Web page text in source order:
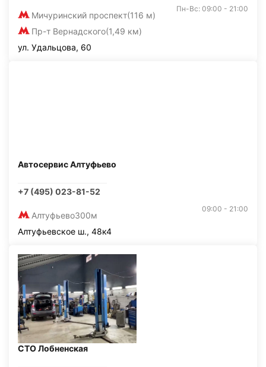
Мичуринский проспект(116 м)
Пр-т Вернадского(1,49 км)
Пн-Вс: 09:00 - 21:00
ул. Удальцова, 60
Автосервис Алтуфьево
+7 (495) 023-81-52
Алтуфьево300м
09:00 - 21:00
Алтуфьевское ш., 48к4
СТО Лобненская